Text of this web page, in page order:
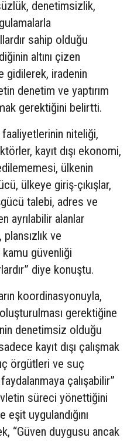
denetimsizlik,
sahip olduğu
altını çizen
gidilerek, iradenin
denetim ve yaptırım
gerektiğini belirtti.
niteliği,
kayıt dışı ekonomi,
ülkenin
ülkeye giriş-çıkışlar,
talebi, adres ve
ayrılabilir alanlar
ve
kamu güvenliği
diye konuştu.
koordinasyonuyla,
gerektiğine
denetimsiz olduğu
kayıt dışı çalışmak
örgütleri ve suç
çalışabilir”
süreci yönettiğini
uygulandığını
“Güven duygusu ancak